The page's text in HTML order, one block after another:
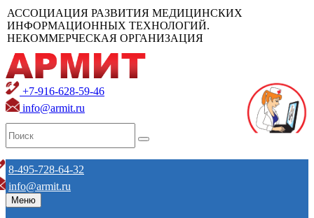
АССОЦИАЦИЯ РАЗВИТИЯ МЕДИЦИНСКИХ
ИНФОРМАЦИОННЫХ ТЕХНОЛОГИЙ.
НЕКОММЕРЧЕСКАЯ ОРГАНИЗАЦИЯ
+7-916-628-59-46
info@armit.ru
8-495-728-64-32
info@armit.ru
Меню